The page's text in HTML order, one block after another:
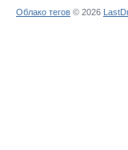
Облако тегов © 2026